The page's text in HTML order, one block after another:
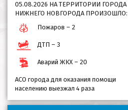
05.08.2026 НА ТЕРРИТОРИИ ГОРОДА
НИЖНЕГО НОВГОРОДА ПРОИЗОШЛО:
Пожаров – 2
ДТП – 3
Аварий ЖКХ – 20
АСО города для оказания помощи
населению выезжал 4 раза